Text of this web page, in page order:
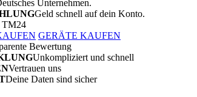
Unternehmen.
Geld schnell auf dein Konto.
GERÄTE KAUFEN
Bewertung
Unkompliziert und schnell
Vertrauen uns
Deine Daten sind sicher